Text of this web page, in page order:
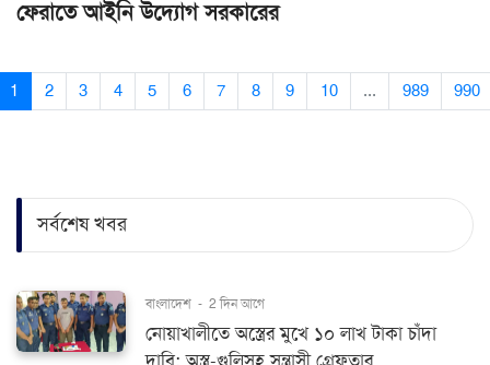
ফেরাতে আইনি উদ্যোগ সরকারের
1 2 3 4 5 6 7 8 9 10 ... 989 990
সর্বশেষ খবর
বাংলাদেশ - 2 দিন আগে
নোয়াখালীতে অস্ত্রের মুখে ১০ লাখ টাকা চাঁদা